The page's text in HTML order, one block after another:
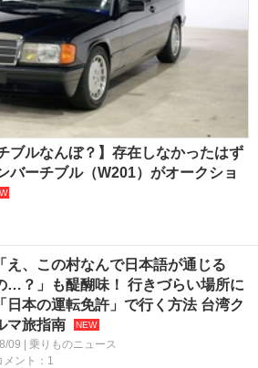
ブルなんぼ？】存在しなかったはず
バーチブル（W201）がオークショ
「え、この村なんで日本語が通じる
…？」も醍醐味！ 行きづらい場所に
「日本の運転免許」で行く方法 台湾ク
マ旅指南
09 | 乗りものニュース
メント：1